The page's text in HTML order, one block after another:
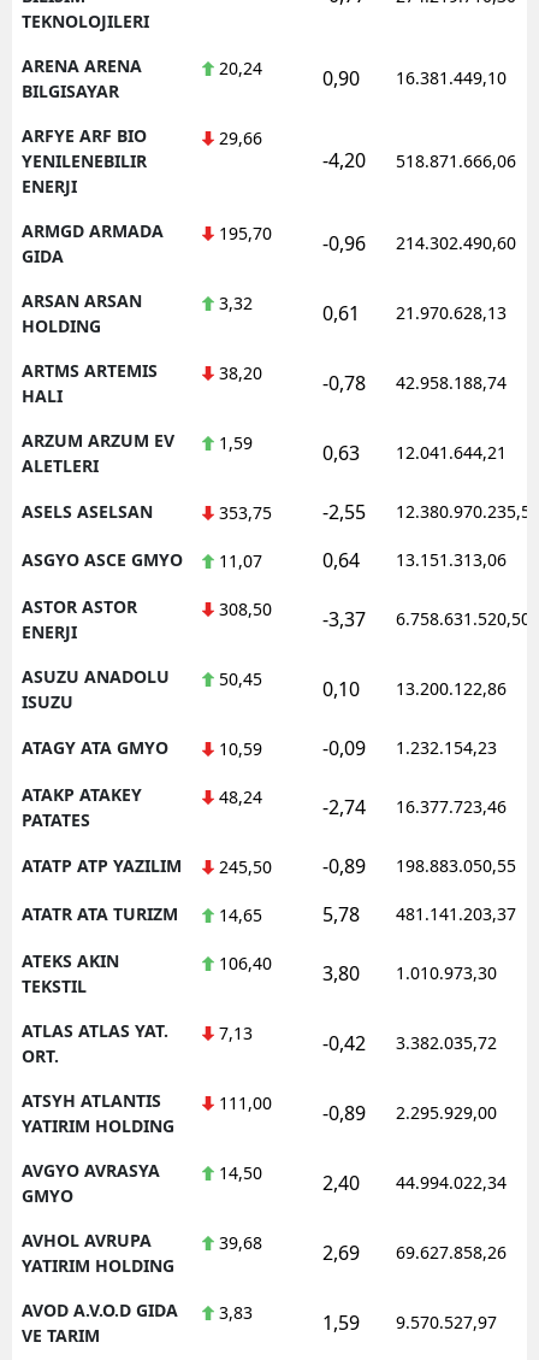
TEKNOLOJILERI
ARENA ARENA
BILGISAYAR
20,24 0,90 16.381.449,10
ARFYE ARF BIO
YENILENEBILIR
ENERJI
29,66
-4,20 518.871.666,06
ARMGD ARMADA
GIDA
195,70 -0,96 214.302.490,60
ARSAN ARSAN
HOLDING
3,32 0,61 21.970.628,13
ARTMS ARTEMIS
HALI
38,20 -0,78 42.958.188,74
ARZUM ARZUM EV
ALETLERI
1,59 0,63 12.041.644,21
ASELS ASELSAN 353,75 -2,55 12.380.970.235,50
ASGYO ASCE GMYO 11,07 0,64 13.151.313,06
ASTOR ASTOR
ENERJI
308,50 -3,37 6.758.631.520,50
ASUZU ANADOLU
ISUZU
50,45 0,10 13.200.122,86
ATAGY ATA GMYO 10,59 -0,09 1.232.154,23
ATAKP ATAKEY
PATATES
48,24 -2,74 16.377.723,46
ATATP ATP YAZILIM 245,50 -0,89 198.883.050,55
ATATR ATA TURIZM 14,65 5,78 481.141.203,37
ATEKS AKIN
TEKSTIL
106,40 3,80 1.010.973,30
ATLAS ATLAS YAT.
ORT.
7,13 -0,42 3.382.035,72
ATSYH ATLANTIS
YATIRIM HOLDING
111,00 -0,89 2.295.929,00
AVGYO AVRASYA
GMYO
14,50 2,40 44.994.022,34
AVHOL AVRUPA
YATIRIM HOLDING
39,68 2,69 69.627.858,26
AVOD A.V.O.D GIDA
VE TARIM
3,83 1,59 9.570.527,97